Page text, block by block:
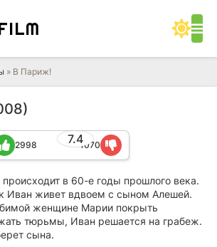
» В Париж!
7.4
2998 1070
в 60-е годы прошлого века.
Иван живет вдвоем с сыном Алешей.
женщине Марии покрыть
тюрьмы, Иван решается на грабеж.
сына.